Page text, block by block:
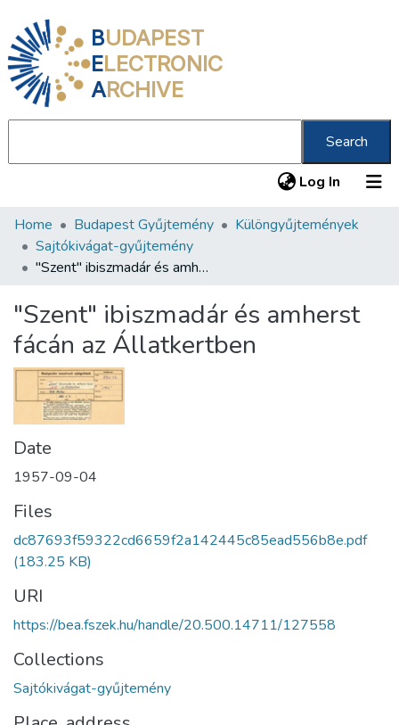
BUDAPEST
ELECTRONIC
ARCHIVE
Search
Log In (current)
Communities & Collections
All of DSpace
About us
Home Budapest Gyűjtemény
Különgyűjtemények
Sajtókivágat-gyűjtemény
"Szent" ibiszmadár és amherst fácán az Állatkertben
"Szent" ibiszmadár és amherst
fácán az Állatkertben
Date
1957-09-04
Files
dc87693f59322cd6659f2a142445c85ead556b8e.pdf
(183.25 KB)
URI
https://bea.fszek.hu/handle/20.500.14711/127558
Collections
Sajtókivágat-gyűjtemény